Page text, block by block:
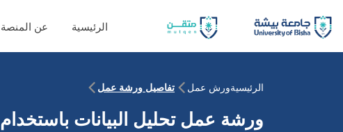
الرئيسية عن المنصة
الرئيسيةورش عمل تفاصيل ورشة عمل
ورشة عمل تحليل البيانات باستخدام Power BI